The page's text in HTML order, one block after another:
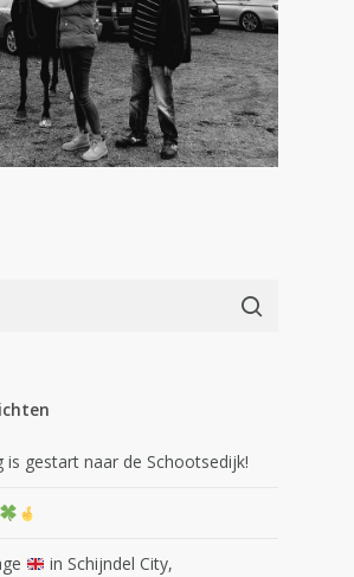
is gestart naar de Schootsedijk!
in Schijndel City,